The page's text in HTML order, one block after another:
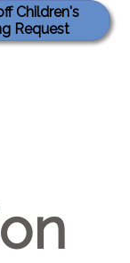
Children's
Request